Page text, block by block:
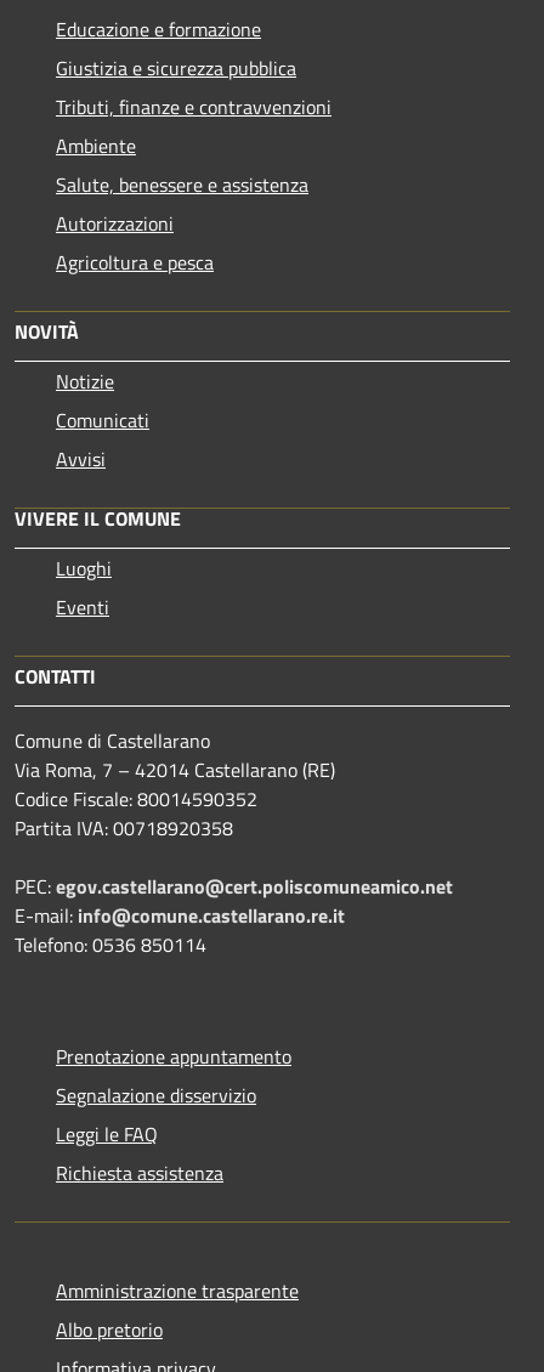
Educazione e formazione
Giustizia e sicurezza pubblica
Tributi, finanze e contravvenzioni
Ambiente
Salute, benessere e assistenza
Autorizzazioni
Agricoltura e pesca
NOVITÀ
Notizie
Comunicati
Avvisi
VIVERE IL COMUNE
Luoghi
Eventi
CONTATTI
Comune di Castellarano
Via Roma, 7 – 42014 Castellarano (RE)
Codice Fiscale: 80014590352
Partita IVA: 00718920358
PEC:egov.castellarano@cert.poliscomuneamico.net
E-mail: info@comune.castellarano.re.it
Telefono: 0536 850114
Prenotazione appuntamento
Segnalazione disservizio
Leggi le FAQ
Richiesta assistenza
Amministrazione trasparente
Albo pretorio